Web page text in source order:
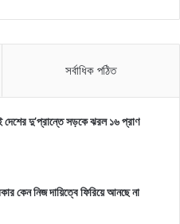
সর্বাধিক পঠিত
দেশের দু’প্রান্তে সড়কে ঝরল ১৬ প্রাণ
কেন নিজ দায়িত্বে ফিরিয়ে আনছে না